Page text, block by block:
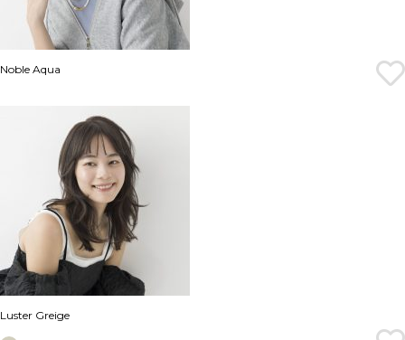
Noble Aqua
Luster Greige